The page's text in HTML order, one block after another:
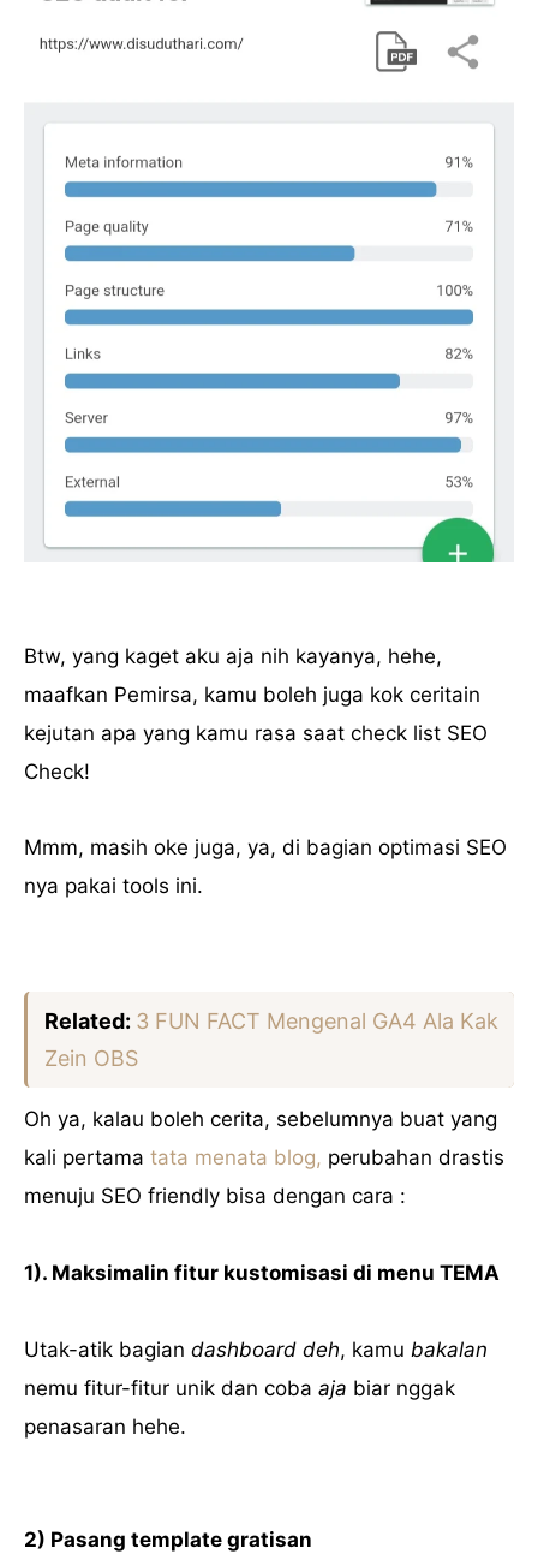
Btw, yang kaget aku aja nih kayanya, hehe,
maafkan Pemirsa, kamu boleh juga kok ceritain
kejutan apa yang kamu rasa saat check list SEO
Check!
Mmm, masih oke juga, ya, di bagian optimasi SEO
nya pakai tools ini.
Related: 3 FUN FACT Mengenal GA4 Ala Kak
Zein OBS
Oh ya, kalau boleh cerita, sebelumnya buat yang
kali pertama tata menata blog, perubahan drastis
menuju SEO friendly bisa dengan cara :
1). Maksimalin fitur kustomisasi di menu TEMA
Utak-atik bagian dashboard deh, kamu bakalan
nemu fitur-fitur unik dan coba aja biar nggak
penasaran hehe.
2) Pasang template gratisan